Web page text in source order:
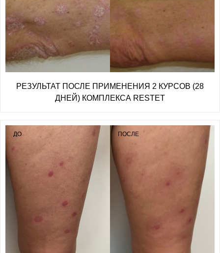
РЕЗУЛЬТАТ ПОСЛЕ ПРИМЕНЕНИЯ 2 КУРСОВ (28
ДНЕЙ) КОМПЛЕКСА RESTET
ДО ПОСЛЕ